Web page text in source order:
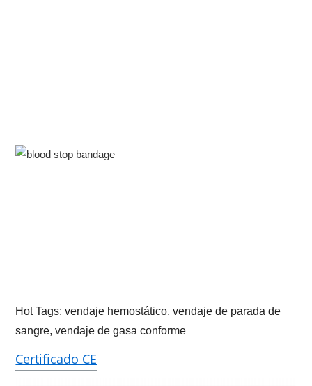
Hot Tags: vendaje hemostático, vendaje de parada de
sangre, vendaje de gasa conforme
Certificado CE